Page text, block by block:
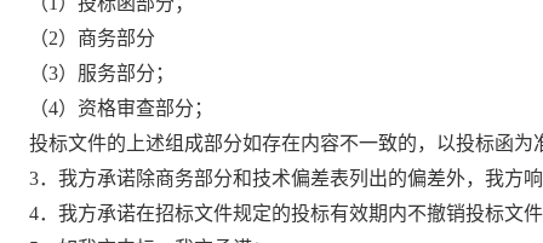
（2）商务部分
（3）服务部分；
（4）资格审查部分；
投标文件的上述组成部分如存在内容不一致的，以投标函为
3．我方承诺除商务部分和技术偏差表列出的偏差外，我方
4．我方承诺在招标文件规定的投标有效期内不撤销投标文